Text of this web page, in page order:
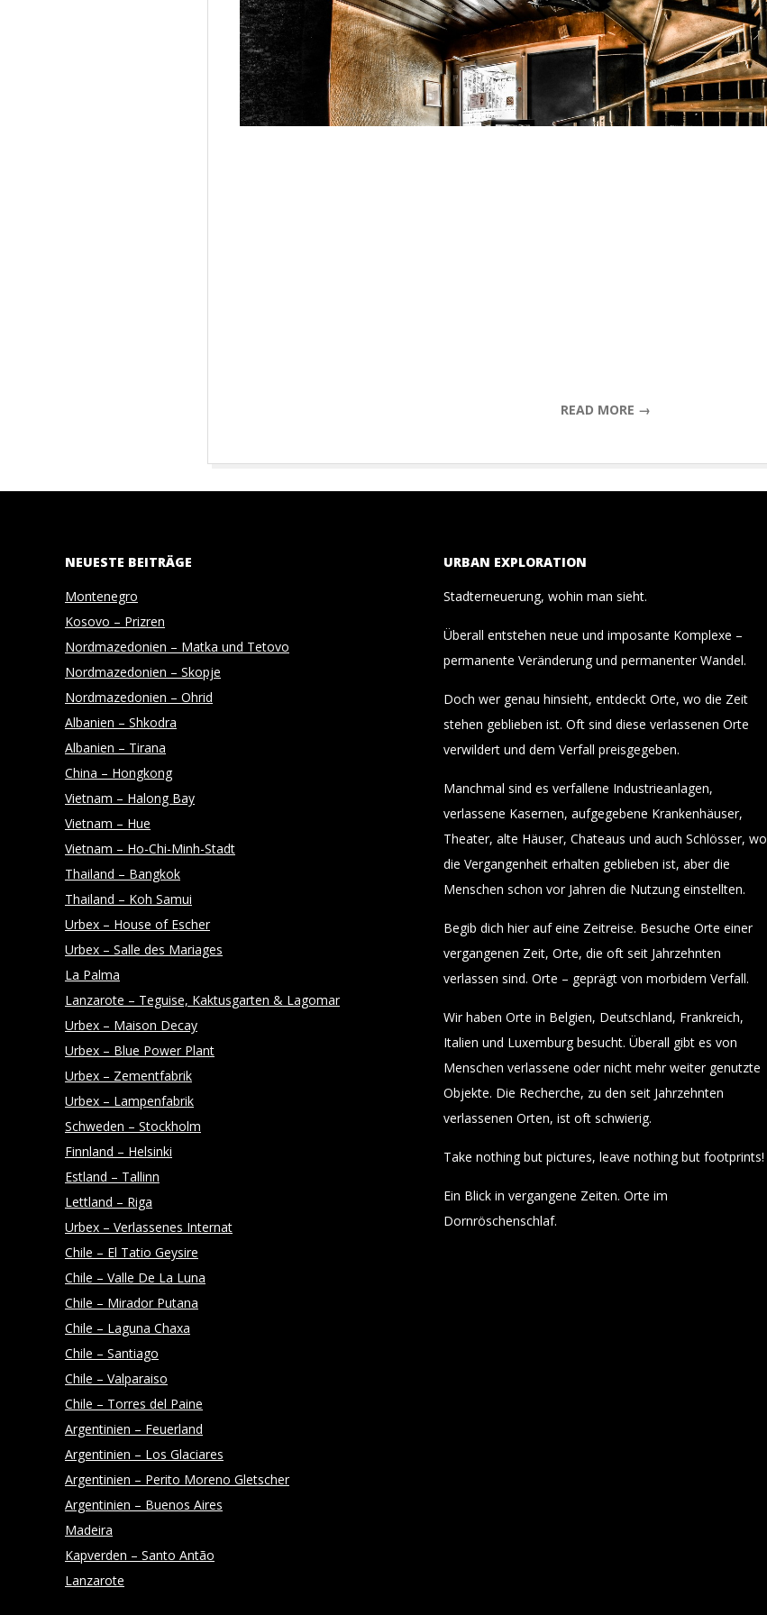
O
G
R
A
P
H
Y
READ MORE →
NEUESTE BEITRÄGE
Montenegro
Kosovo – Prizren
Nordmazedonien – Matka und Tetovo
Nordmazedonien – Skopje
Nordmazedonien – Ohrid
Albanien – Shkodra
Albanien – Tirana
China – Hongkong
Vietnam – Halong Bay
Vietnam – Hue
Vietnam – Ho-Chi-Minh-Stadt
Thailand – Bangkok
Thailand – Koh Samui
Urbex – House of Escher
Urbex – Salle des Mariages
La Palma
Lanzarote – Teguise, Kaktusgarten & Lagomar
Urbex – Maison Decay
Urbex – Blue Power Plant
Urbex – Zementfabrik
Urbex – Lampenfabrik
Schweden – Stockholm
Finnland – Helsinki
Estland – Tallinn
Lettland – Riga
Urbex – Verlassenes Internat
Chile – El Tatio Geysire
Chile – Valle De La Luna
Chile – Mirador Putana
Chile – Laguna Chaxa
Chile – Santiago
Chile – Valparaiso
Chile – Torres del Paine
Argentinien – Feuerland
Argentinien – Los Glaciares
Argentinien – Perito Moreno Gletscher
Argentinien – Buenos Aires
Madeira
Kapverden – Santo Antão
Lanzarote
URBAN EXPLORATION
Stadterneuerung, wohin man sieht.
Überall entstehen neue und imposante Komplexe –
permanente Veränderung und permanenter Wandel.
Doch wer genau hinsieht, entdeckt Orte, wo die Zeit
stehen geblieben ist. Oft sind diese verlassenen Orte
verwildert und dem Verfall preisgegeben.
Manchmal sind es verfallene Industrieanlagen,
verlassene Kasernen, aufgegebene Krankenhäuser,
Theater, alte Häuser, Chateaus und auch Schlösser, wo
die Vergangenheit erhalten geblieben ist, aber die
Menschen schon vor Jahren die Nutzung einstellten.
Begib dich hier auf eine Zeitreise. Besuche Orte einer
vergangenen Zeit, Orte, die oft seit Jahrzehnten
verlassen sind. Orte – geprägt von morbidem Verfall.
Wir haben Orte in Belgien, Deutschland, Frankreich,
Italien und Luxemburg besucht. Überall gibt es von
Menschen verlassene oder nicht mehr weiter genutzte
Objekte. Die Recherche, zu den seit Jahrzehnten
verlassenen Orten, ist oft schwierig.
Take nothing but pictures, leave nothing but footprints!
Ein Blick in vergangene Zeiten. Orte im
Dornröschenschlaf.